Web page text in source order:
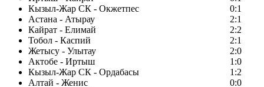
Кызыл-Жар СК - Окжетпес
0:1
Астана - Атырау
2:1
Кайрат - Елимай
2:2
Тобол - Каспий
2:1
Жетысу - Улытау
2:0
Актобе - Иртыш
1:0
Кызыл-Жар СК - Ордабасы
1:2
Алтай - Женис
0:0